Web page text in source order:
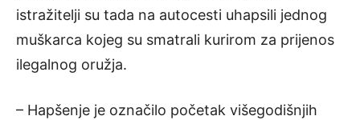
istražitelji su tada na autocesti uhapsili jednog
muškarca kojeg su smatrali kurirom za prijenos
ilegalnog oružja.
– Hapšenje je označilo početak višegodišnjih